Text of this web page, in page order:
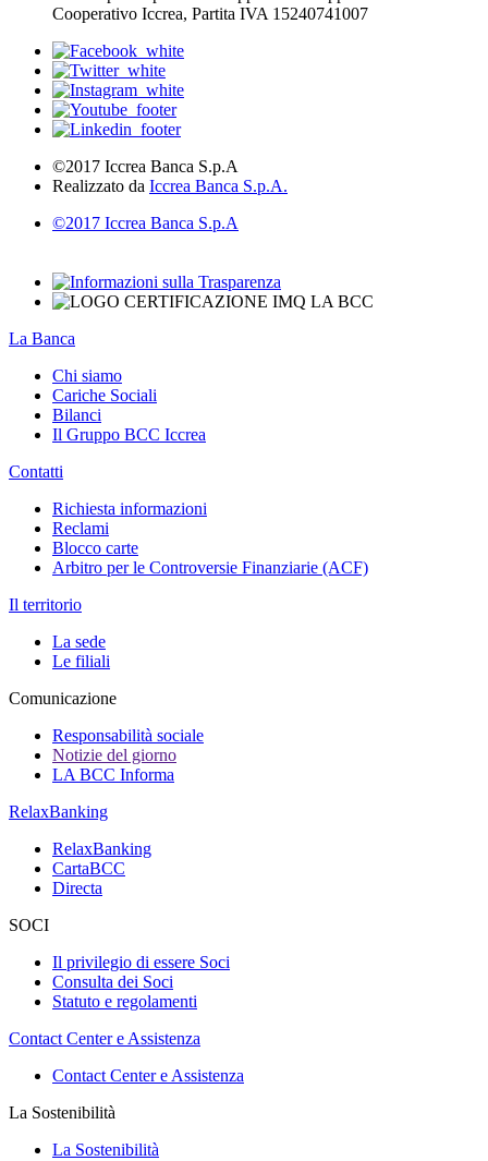
Cooperativo Iccrea, Partita IVA 15240741007
©2017 Iccrea Banca S.p.A
Realizzato da Iccrea Banca S.p.A.
©2017 Iccrea Banca S.p.A
La Banca
Chi siamo
Cariche Sociali
Bilanci
Il Gruppo BCC Iccrea
Contatti
Richiesta informazioni
Reclami
Blocco carte
Arbitro per le Controversie Finanziarie (ACF)
Il territorio
La sede
Le filiali
Comunicazione
Responsabilità sociale
Notizie del giorno
LA BCC Informa
RelaxBanking
RelaxBanking
CartaBCC
Directa
SOCI
Il privilegio di essere Soci
Consulta dei Soci
Statuto e regolamenti
Contact Center e Assistenza
Contact Center e Assistenza
La Sostenibilità
La Sostenibilità